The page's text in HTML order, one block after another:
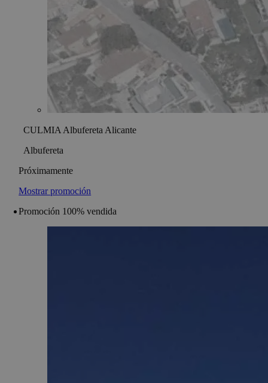
CULMIA Albufereta Alicante
Albufereta
Próximamente
Mostrar promoción
Promoción 100% vendida